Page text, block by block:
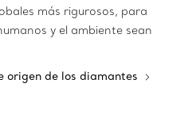
más rigurosos, para
y el ambiente sean
origen de los diamantes